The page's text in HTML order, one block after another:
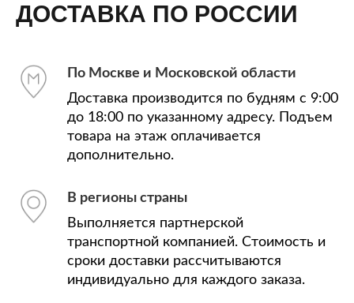
ДОСТАВКА ПО РОССИИ
По Москве и Московской области
Доставка производится по будням с 9:00
до 18:00 по указанному адресу. Подъем
товара на этаж оплачивается
дополнительно.
В регионы страны
Выполняется партнерской
транспортной компанией. Стоимость и
сроки доставки рассчитываются
индивидуально для каждого заказа.